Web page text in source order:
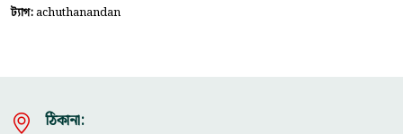
ট্যাগ:achuthanandan
ঠিকানা: